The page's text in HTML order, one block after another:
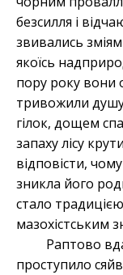
безсилля і
звивались
якоїсь
пору року вони
тривожили
гілок, дощем
запаху лісу
відповісти,
зникла його
стало
мазохістським
Раптово
проступило